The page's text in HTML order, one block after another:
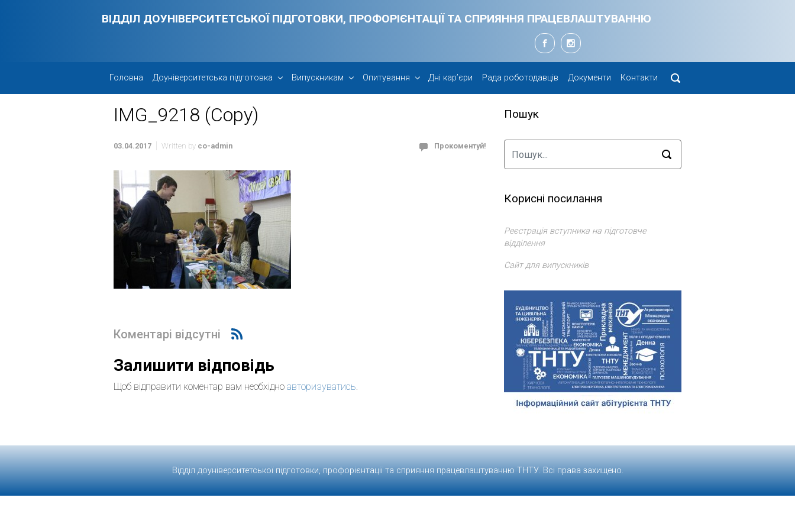
ВІДДІЛ ДОУНІВЕРСИТЕТСЬКОЇ ПІДГОТОВКИ, ПРОФОРІЄНТАЦІЇ ТА СПРИЯННЯ ПРАЦЕВЛАШТУВАННЮ
Головна Доуніверситетська підготовка Випускникам Опитування Дні кар’єри Рада роботодавців Документи Контакти
IMG_9218 (Copy)
03.04.2017 Written by co-admin Прокоментуй!
Коментарі відсутні
Залишити відповідь
Щоб відправити коментар вам необхідно авторизуватись.
Пошук
Корисні посилання
Реєстрація вступника на підготовче
відділення
Сайт для випускників
Відділ доуніверситетської підготовки, профорієнтації та сприяння працевлаштуванню ТНТУ. Всі права захищено.